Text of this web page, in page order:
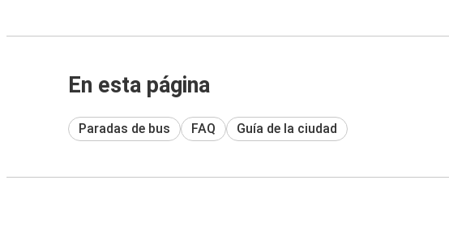
En esta página
Paradas de bus FAQ Guía de la ciudad